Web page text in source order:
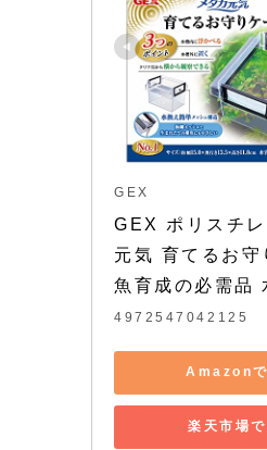
GEX
GEX ポリスチ
元気 育てるお守
魚育成の必需品
4972547042125
Amazonで
楽天市場で